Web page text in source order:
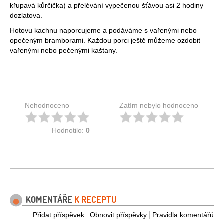
křupavá kůrčička) a přelévání vypečenou šťávou asi 2 hodiny
dozlatova.
Hotovu kachnu naporcujeme a podáváme s vařenými nebo
opečeným bramborami. Každou porci ještě můžeme ozdobit
vařenými nebo pečenými kaštany.
Nehodnoceno
Hodnotilo: 0
Zatím nebylo hodnoceno
KOMENTÁŘE K RECEPTU
Pravidla komentářů
Obnovit příspěvky
Přidat příspěvek